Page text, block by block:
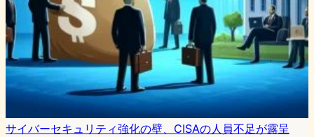
サイバーセキュリティ強化の壁、CISAの人員不足が露呈